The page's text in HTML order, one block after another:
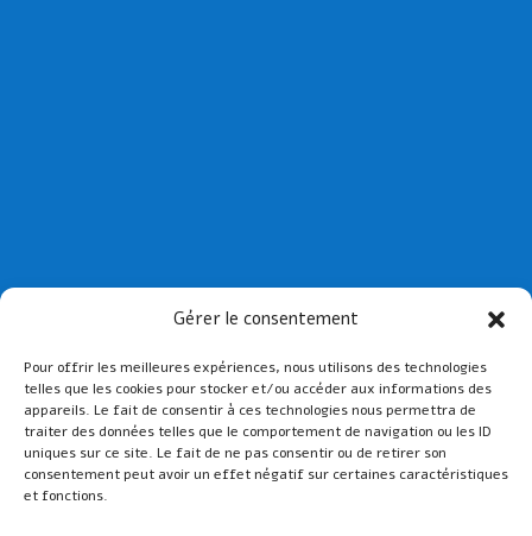
Gérer le consentement
Pour offrir les meilleures expériences, nous utilisons des technologies
telles que les cookies pour stocker et/ou accéder aux informations des
appareils. Le fait de consentir à ces technologies nous permettra de
traiter des données telles que le comportement de navigation ou les ID
uniques sur ce site. Le fait de ne pas consentir ou de retirer son
consentement peut avoir un effet négatif sur certaines caractéristiques
et fonctions.
Collège St Joseph de Paimpol
Lien admin
Mentions légales